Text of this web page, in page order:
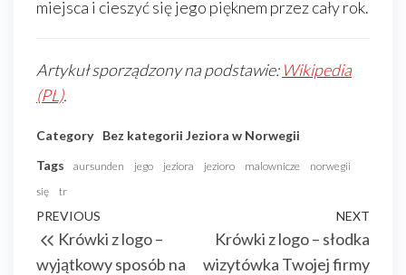
miejsca i cieszyć się jego pięknem przez cały rok.
Artykuł sporządzony na podstawie: Wikipedia
(PL).
Category Bez kategorii Jeziora w Norwegii
Tags
aursunden jego jeziora jezioro malownicze
norwegii
się
tr
Nawigacja
wpisu
Previous
Post
PREVIOUS
Krówki z logo –
wyjątkowy sposób na
NEXT
Krówki z logo – słodka
wizytówka Twojej firmy